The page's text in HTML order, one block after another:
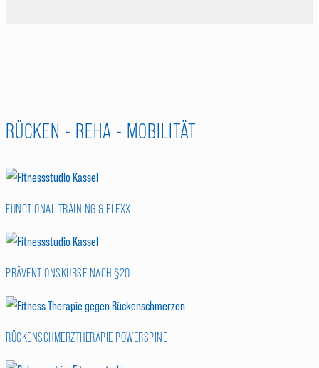
RÜCKEN - REHA - MOBILITÄT
FUNCTIONAL TRAINING & FLEXX
PRÄVENTIONSKURSE NACH §20
RÜCKENSCHMERZTHERAPIE POWERSPINE